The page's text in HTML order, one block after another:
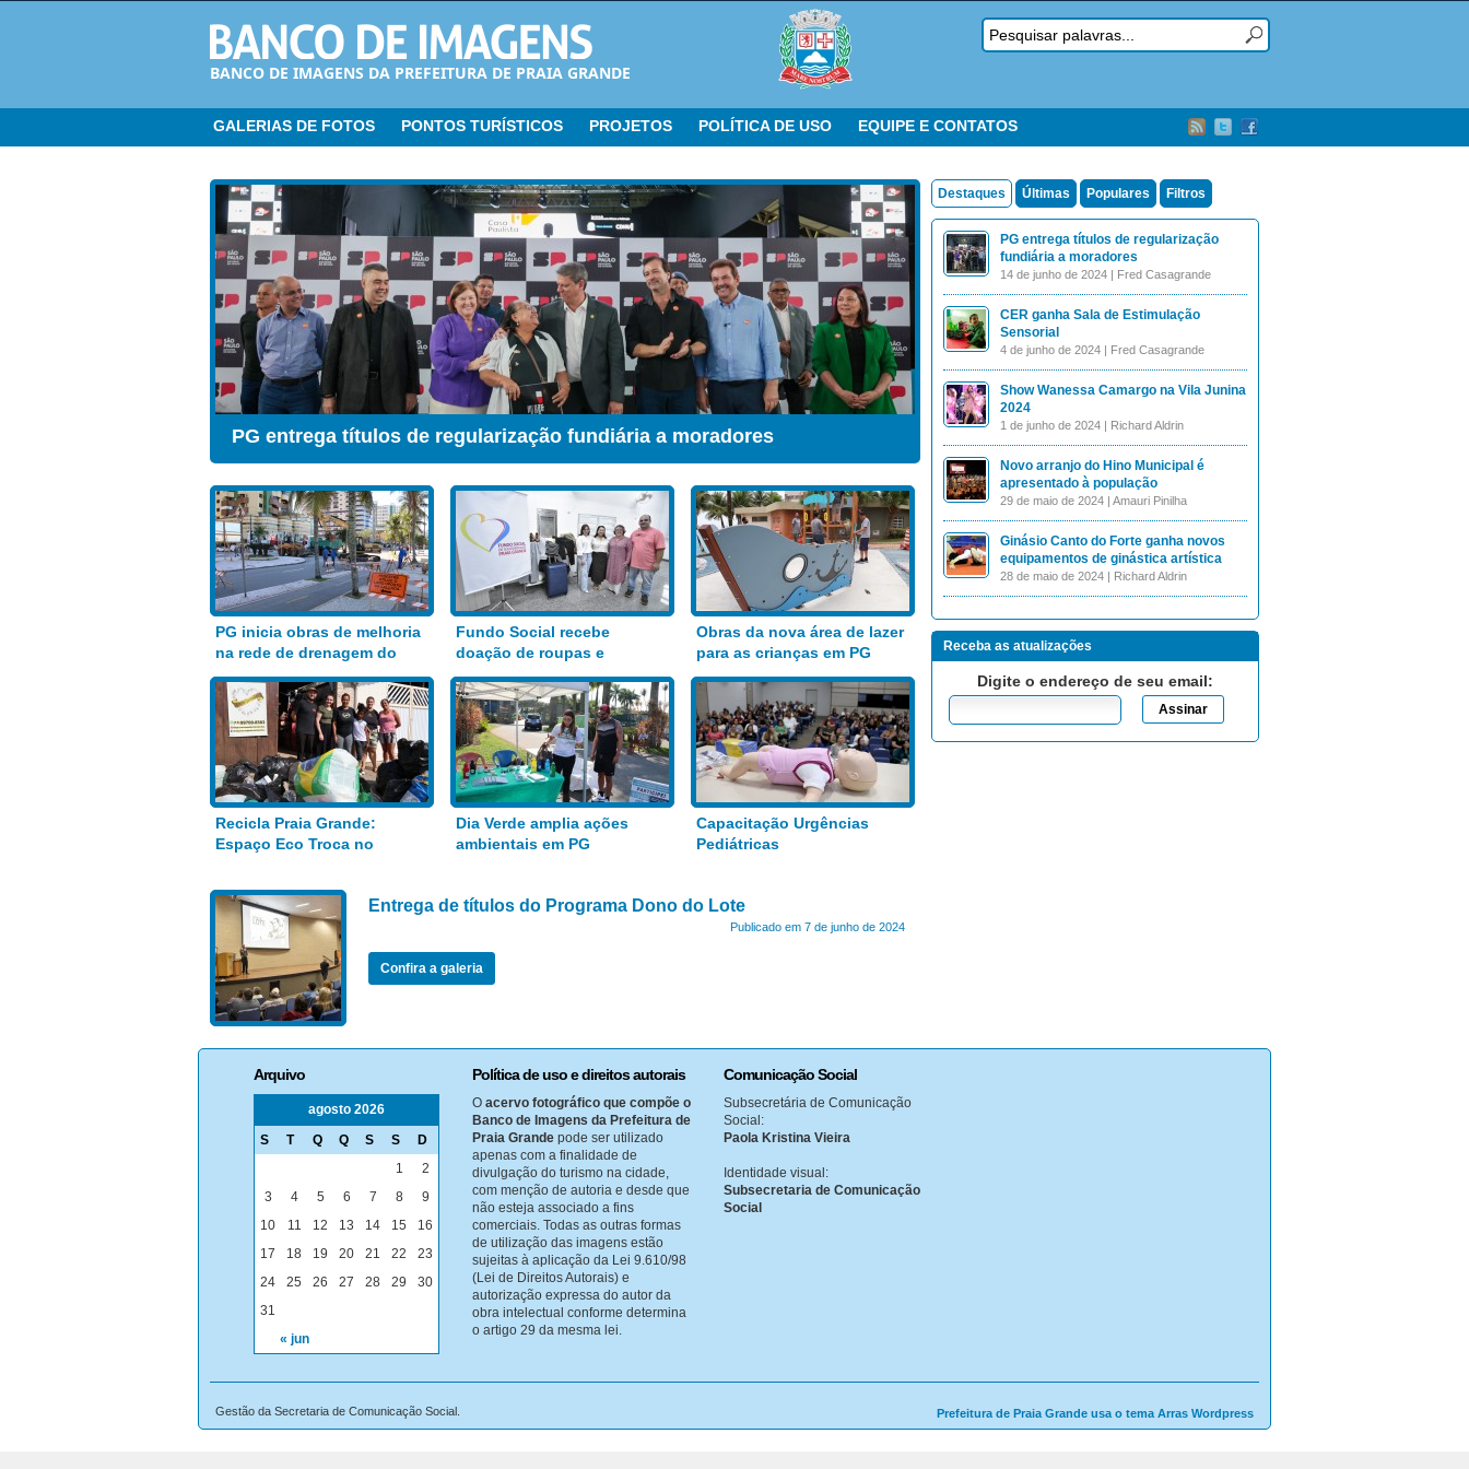
BANCO DE IMAGENS DA PREFEITURA DE PRAIA GRANDE
GALERIAS DE FOTOS PONTOS TURÍSTICOS PROJETOS POLÍTICA DE USO EQUIPE E CONTATOS
CER ganha Sala de Estimulação Sensorial
PG inicia obras de melhoria
na rede de drenagem do
Bairro Aviação
Fundo Social recebe
doação de roupas e
alimentos
Obras da nova área de lazer
para as crianças em PG
Recicla Praia Grande:
Espaço Eco Troca no
Dia Verde amplia ações
ambientais em PG
Capacitação Urgências
Pediátricas
Entrega de títulos do Programa Dono do Lote
Publicado em 7 de junho de 2024
Confira a galeria
Destaques Últimas Populares Filtros
PG entrega títulos de regularização
fundiária a moradores
14 de junho de 2024 | Fred Casagrande
CER ganha Sala de Estimulação
Sensorial
4 de junho de 2024 | Fred Casagrande
Show Wanessa Camargo na Vila Junina
2024
1 de junho de 2024 | Richard Aldrin
Novo arranjo do Hino Municipal é
apresentado à população
29 de maio de 2024 | Amauri Pinilha
Ginásio Canto do Forte ganha novos
equipamentos de ginástica artística
28 de maio de 2024 | Richard Aldrin
Receba as atualizações
Digite o endereço de seu email:
Arquivo
agosto 2026
S
T Q Q S S D
« jun
1
2
3
4 5 6 7 8
9
10
11 12 13 14 15
16
17
18 19 20 21 22
23
24
25 26 27 28 29
30
31
Política de uso e direitos autorais
O acervo fotográfico que compõe o
Banco de Imagens da Prefeitura de
Praia Grande pode ser utilizado
apenas com a finalidade de
divulgação do turismo na cidade,
com menção de autoria e desde que
não esteja associado a fins
comerciais. Todas as outras formas
de utilização das imagens estão
sujeitas à aplicação da Lei 9.610/98
(Lei de Direitos Autorais) e
autorização expressa do autor da
obra intelectual conforme determina
o artigo 29 da mesma lei.
Comunicação Social
Subsecretária de Comunicação
Social:
Paola Kristina Vieira
Identidade visual:
Subsecretaria de Comunicação
Social
Prefeitura de Praia Grande usa o tema Arras Wordpress
Gestão da Secretaria de Comunicação Social.